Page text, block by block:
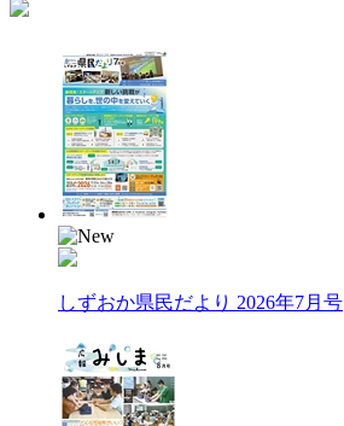
しずおか県民だより 2026年7月号